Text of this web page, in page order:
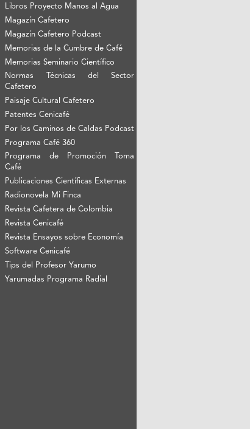
Libros Proyecto Manos al Agua
Magazín Cafetero
Magazín Cafetero Podcast
Memorias de la Cumbre de Café
Memorias Seminario Científico
Normas Técnicas del Sector
Cafetero
Paisaje Cultural Cafetero
Patentes Cenicafé
Por los Caminos de Caldas Podcast
Programa Café 360
Programa de Promoción Toma
Café
Publicaciones Científicas Externas
Radionovela Mi Finca
Revista Cafetera de Colombia
Revista Cenicafé
Revista Ensayos sobre Economía
Software Cenicafé
Tips del Profesor Yarumo
Yarumadas Programa Radial